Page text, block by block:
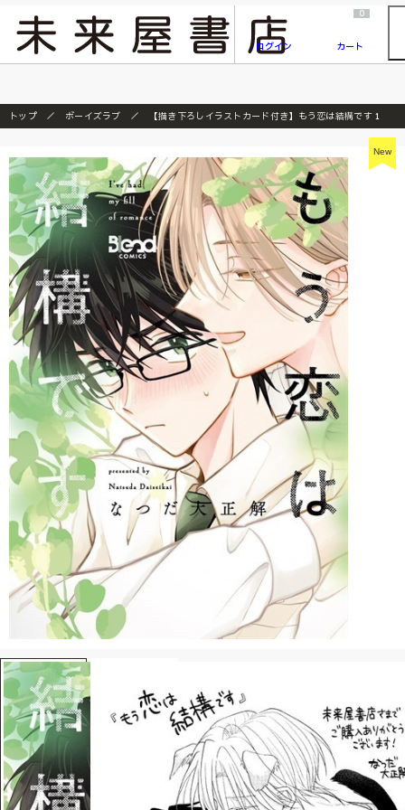
『ONE PIECE magazine 021 ONE PIECEカード付き同梱版』発売延期のご案内
ログイン
0
カート
トップ ボーイズラブ 【描き下ろしイラストカード付き】もう恋は結構です 1
New